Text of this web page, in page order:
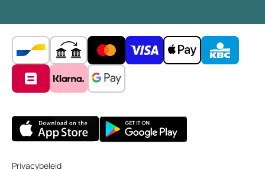
Privacybeleid